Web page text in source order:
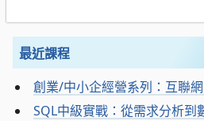
最近課程
創業/中小企經營系列：互聯
SQL中級實戰：從需求分析到